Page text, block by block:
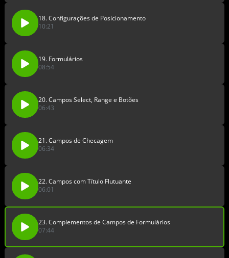
18. Configurações de Posicionamento
10:21
19. Formulários
08:54
20. Campos Select, Range e Botões
06:43
21. Campos de Checagem
06:34
22. Campos com Título Flutuante
06:01
23. Complementos de Campos de Formulários
07:44